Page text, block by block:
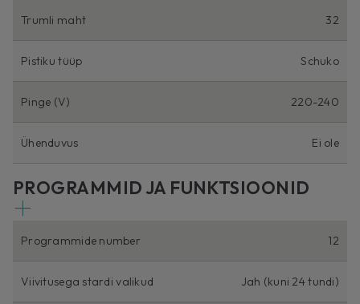
Trumli maht 32
Pistiku tüüp Schuko
Pinge (V) 220-240
Ühenduvus Ei ole
PROGRAMMID JA FUNKTSIOONID
Programmide number 12
Viivitusega stardi valikud Jah (kuni 24 tundi)